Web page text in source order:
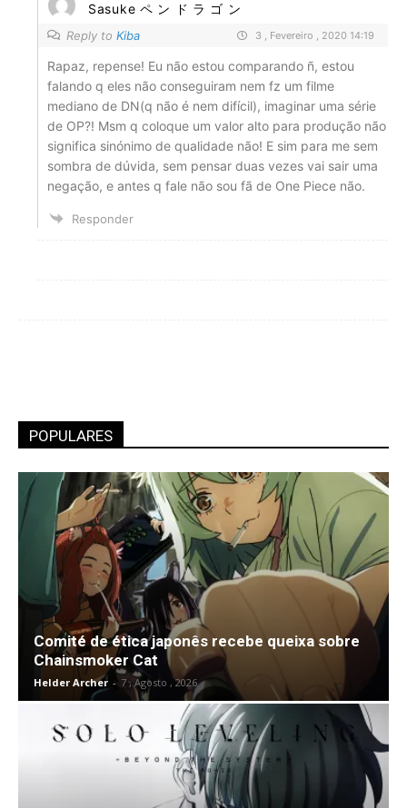
Sasuke ペ ン ド ラ ゴ ン
Reply to Kiba 3 , Fevereiro , 2020 14:19
Rapaz, repense! Eu não estou comparando ñ, estou
falando q eles não conseguiram nem fz um filme
mediano de DN(q não é nem difícil), imaginar uma série
de OP?! Msm q coloque um valor alto para produção não
significa sinónimo de qualidade não! E sim para me sem
sombra de dúvida, sem pensar duas vezes vai sair uma
negação, e antes q fale não sou fã de One Piece não.
Responder
POPULARES
Comité de ética japonês recebe queixa sobre
Chainsmoker Cat
Helder Archer - 7 , Agosto , 2026